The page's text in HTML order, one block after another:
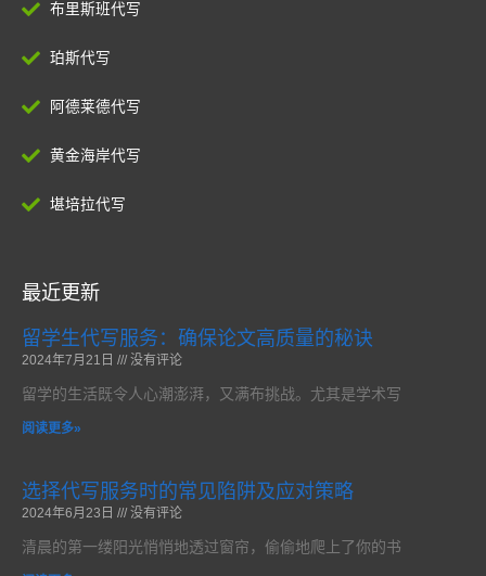
布里斯班代写
珀斯代写
阿德莱德代写
黄金海岸代写
堪培拉代写
最近更新
留学生代写服务：确保论文高质量的秘诀
2024年7月21日 没有评论
留学的生活既令人心潮澎湃，又满布挑战。尤其是学术写
阅读更多»
选择代写服务时的常见陷阱及应对策略
2024年6月23日 没有评论
清晨的第一缕阳光悄悄地透过窗帘，偷偷地爬上了你的书